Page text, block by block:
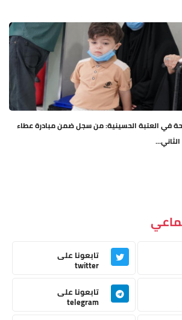
في العتبة الحسينية: من سجل ضمن مبادرة عطاء
تابعونا على
twitter
تابعونا على
telegram